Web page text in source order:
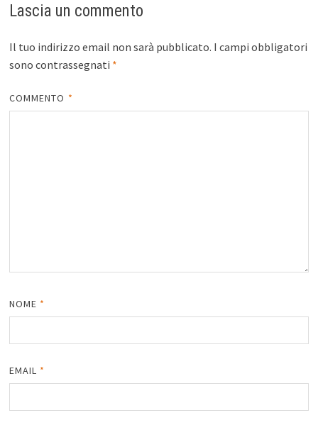
Lascia un commento
Il tuo indirizzo email non sarà pubblicato. I campi obbligatori
sono contrassegnati *
COMMENTO *
NOME *
EMAIL *